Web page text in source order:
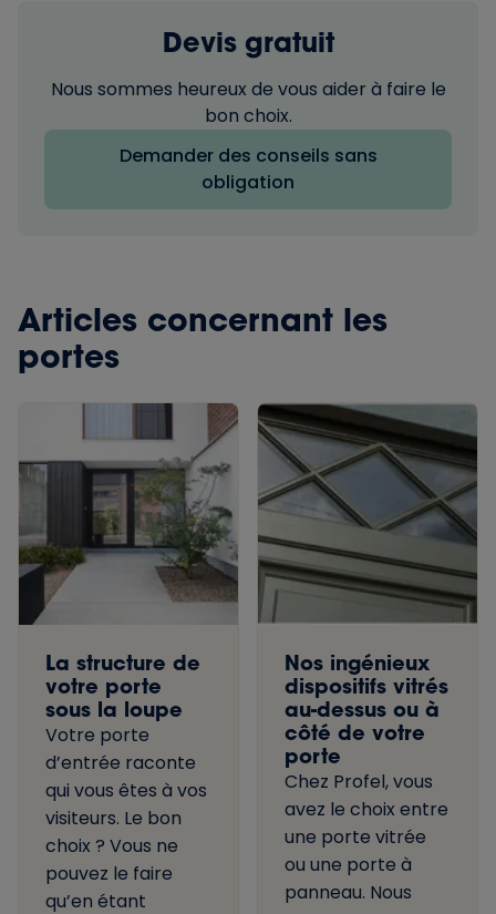
Devis gratuit
Nous sommes heureux de vous aider à faire le
bon choix.
Demander des conseils sans
obligation
Articles concernant les
portes
La structure de
votre porte
sous la loupe
Votre porte
d’entrée raconte
qui vous êtes à vos
visiteurs. Le bon
choix ? Vous ne
pouvez le faire
qu’en étant
Nos ingénieux
dispositifs vitrés
au-dessus ou à
côté de votre
porte
Chez Profel, vous
avez le choix entre
une porte vitrée
ou une porte à
panneau. Nous